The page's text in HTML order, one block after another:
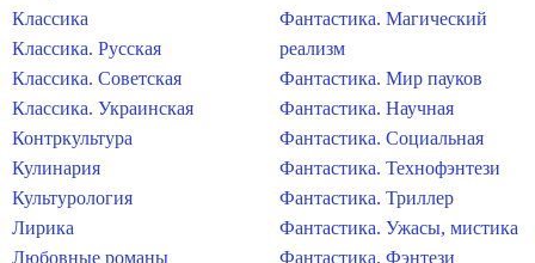
Классика
Классика. Русская
Классика. Советская
Классика. Украинская
Контркультура
Кулинария
Культурология
Лирика
Любовные романы
Фантастика. Магический
реализм
Фантастика. Мир пауков
Фантастика. Научная
Фантастика. Социальная
Фантастика. Технофэнтези
Фантастика. Триллер
Фантастика. Ужасы, мистика
Фантастика. Фэнтези